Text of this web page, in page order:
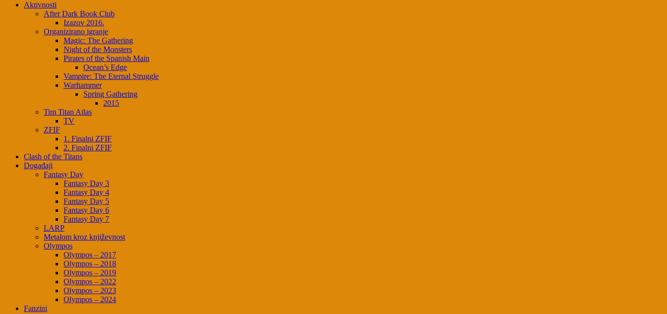
Aktivnosti
After Dark Book Club
Izazov 2016.
Organizirano igranje
Magic: The Gathering
Night of the Monsters
Pirates of the Spanish Main
Ocean’s Edge
Vampire: The Eternal Struggle
Warhammer
Spring Gathering
2015
Tim Titan Atlas
TV
ZFIF
1. Finalni ZFIF
2. Finalni ZFIF
Clash of the Titans
Događaji
Fantasy Day
Fantasy Day 3
Fantasy Day 4
Fantasy Day 5
Fantasy Day 6
Fantasy Day 7
LARP
Metalom kroz književnost
Olympos
Olympos – 2017
Olympos – 2018
Olympos – 2019
Olympos – 2022
Olympos – 2023
Olympos – 2024
Fanzini